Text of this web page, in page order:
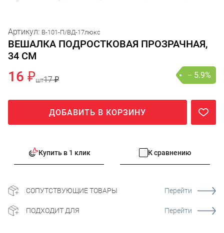
Артикул: В-101-П/ВД-17люкс
ВЕШАЛКА ПОДРОСТКОВАЯ ПРОЗРАЧНАЯ,
34 СМ
16 ₽шт17 ₽ − 5.9%
ДОБАВИТЬ В КОРЗИНУ
Купить в 1 клик К сравнению
СОПУТСТВУЮЩИЕ ТОВАРЫ Перейти
ПОДХОДИТ ДЛЯ Перейти